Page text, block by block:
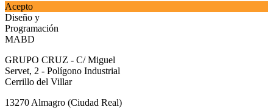
Acepto
Diseño y
Programación
MABD
GRUPO CRUZ - C/ Miguel
Servet, 2 - Polígono Industrial
Cerrillo del Villar
13270 Almagro (Ciudad Real)